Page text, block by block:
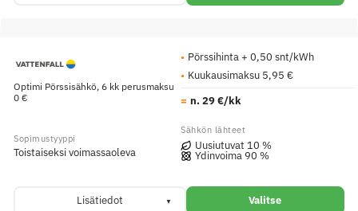
Optimi Pörssisähkö, 6 kk perusmaksu
0 €
Pörssihinta + 0,50 snt/kWh
Kuukausimaksu 5,95 €
n. 29 €/kk
Toistaiseksi voimassaoleva
Uusiutuvat 10 %
Ydinvoima 90 %
Lisätiedot Valitse